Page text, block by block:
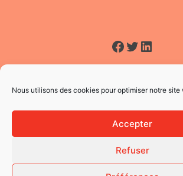
Nous utilisons des cookies pour optimiser notre
Accepter
Refuser
Facebook
Twitter
© 2026 L'Usine à Ges
CGV